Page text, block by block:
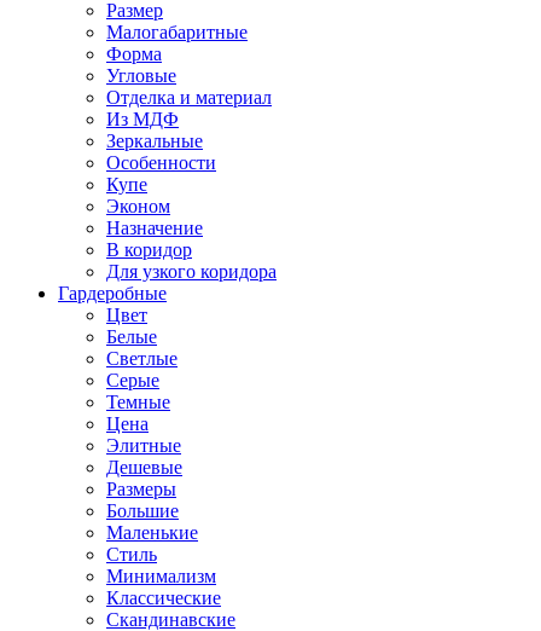
Размер
Малогабаритные
Форма
Угловые
Отделка и материал
Из МДФ
Зеркальные
Особенности
Купе
Эконом
Назначение
В коридор
Для узкого коридора
Гардеробные
Цвет
Белые
Светлые
Серые
Темные
Цена
Элитные
Дешевые
Размеры
Большие
Маленькие
Стиль
Минимализм
Классические
Скандинавские